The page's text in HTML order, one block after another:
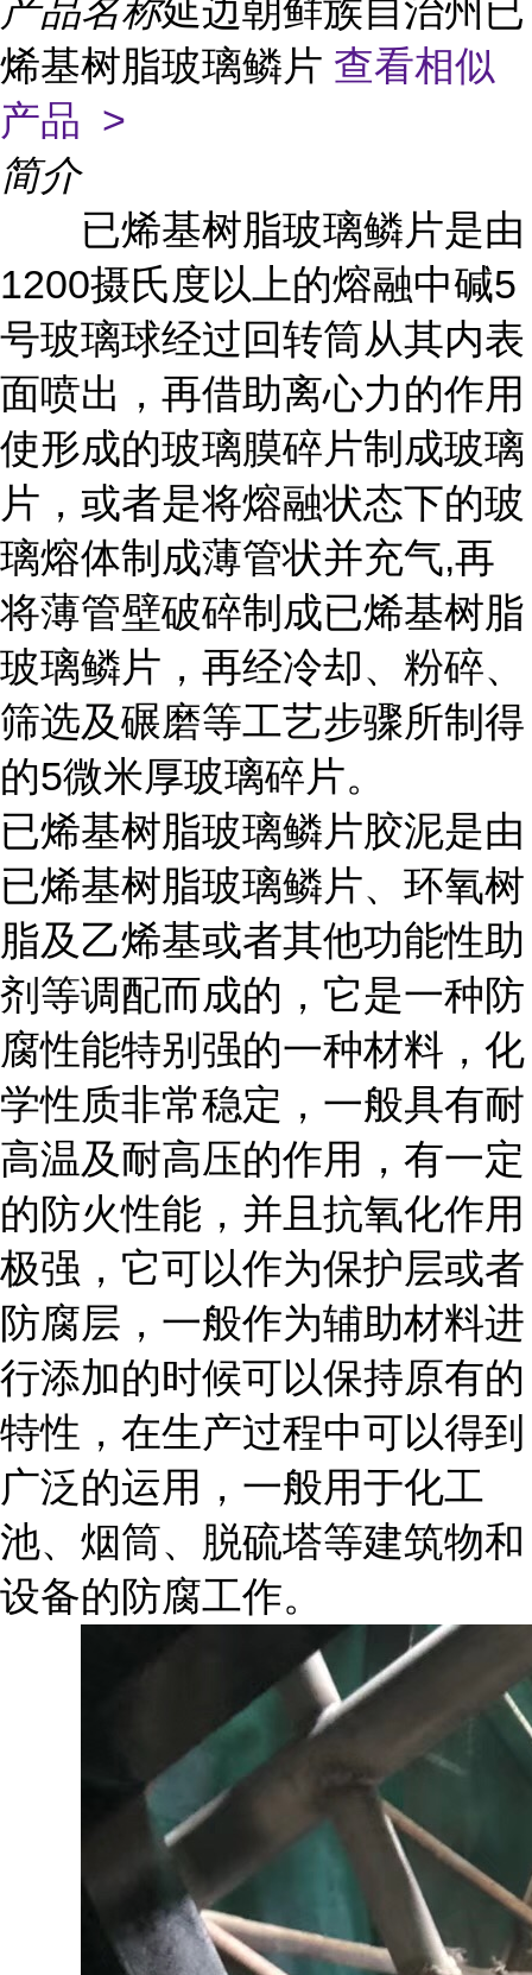
产品名称延边朝鲜族自治州已
烯基树脂玻璃鳞片 查看相似
产品 >
简介
已烯基树脂玻璃鳞片是由
1200摄氏度以上的熔融中碱5
号玻璃球经过回转筒从其内表
面喷出，再借助离心力的作用
使形成的玻璃膜碎片制成玻璃
片，或者是将熔融状态下的玻
璃熔体制成薄管状并充气,再
将薄管壁破碎制成已烯基树脂
玻璃鳞片，再经冷却、粉碎、
筛选及碾磨等工艺步骤所制得
的5微米厚玻璃碎片。
已烯基树脂玻璃鳞片胶泥是由
已烯基树脂玻璃鳞片、环氧树
脂及乙烯基或者其他功能性助
剂等调配而成的，它是一种防
腐性能特别强的一种材料，化
学性质非常稳定，一般具有耐
高温及耐高压的作用，有一定
的防火性能，并且抗氧化作用
极强，它可以作为保护层或者
防腐层，一般作为辅助材料进
行添加的时候可以保持原有的
特性，在生产过程中可以得到
广泛的运用，一般用于化工
池、烟筒、脱硫塔等建筑物和
设备的防腐工作。